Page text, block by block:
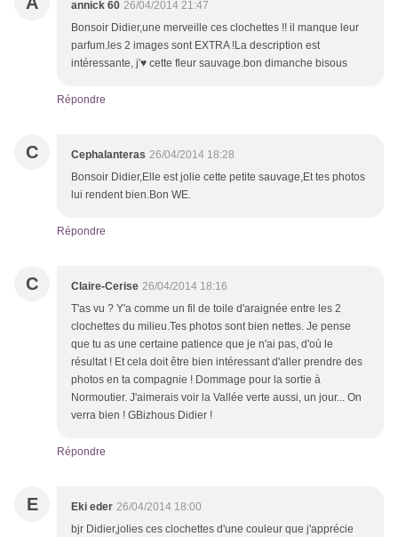
annick 60 26/04/2014 21:47
Bonsoir Didier,une merveille ces clochettes !! il manque leur
parfum.les 2 images sont EXTRA !La description est
intéressante, j'♥ cette fleur sauvage.bon dimanche bisous
Répondre
C Cephalanteras 26/04/2014 18:28
Bonsoir Didier,Elle est jolie cette petite sauvage,Et tes photos
lui rendent bien.Bon WE.
Répondre
C Claire-Cerise 26/04/2014 18:16
T'as vu ? Y'a comme un fil de toile d'araignée entre les 2
clochettes du milieu.Tes photos sont bien nettes. Je pense
que tu as une certaine patience que je n'ai pas, d'où le
résultat ! Et cela doit être bien intéressant d'aller prendre des
photos en ta compagnie ! Dommage pour la sortie à
Normoutier. J'aimerais voir la Vallée verte aussi, un jour... On
verra bien ! GBizhous Didier !
Répondre
E Eki eder 26/04/2014 18:00
bjr Didier,jolies ces clochettes d'une couleur que j'apprécie